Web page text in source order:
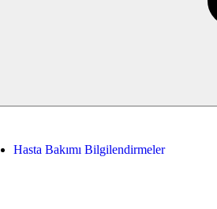
Hasta Bakımı Bilgilendirmeler